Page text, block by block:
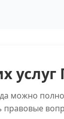
услуг
можно
правовые